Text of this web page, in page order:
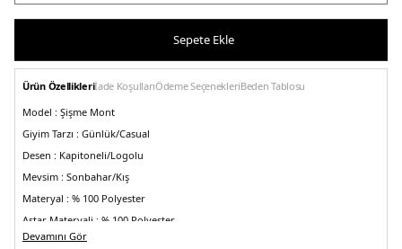
Sepete Ekle
Ürün Özellikleriİade KoşullarıÖdeme SeçenekleriBeden Tablosu
Model : Şişme Mont
Giyim Tarzı : Günlük/Casual
Desen : Kapitoneli/Logolu
Mevsim : Sonbahar/Kış
Materyal : % 100 Polyester
Astar Materyali : % 100 Polyester
İç Materyal :% 100 Ördek Tüyü
Devamını Gör